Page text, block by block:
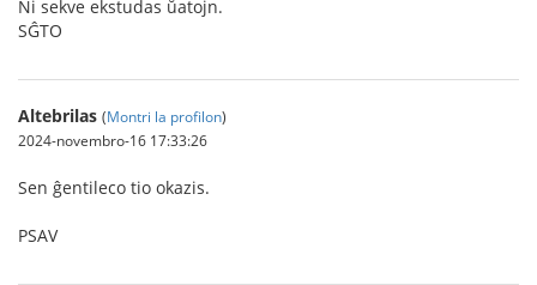
Ni sekve ekstudas ŭatojn.
SĜTO
Altebrilas (Montri la profilon)
2024-novembro-16 17:33:26
Sen ĝentileco tio okazis.
PSAV